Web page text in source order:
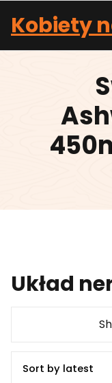
content
Kobiety
Układ